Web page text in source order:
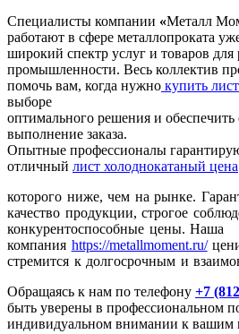
Специалисты компании «Металл
работают в сфере металлопроката
широкий спектр услуг и товаров для
промышленности. Весь коллектив
помочь вам, когда нужно купить
выборе
оптимального решения и обеспечить
выполнение заказа.
Опытные профессионалы
отличный лист холоднокатаный цена
которого ниже, чем на рынке.
качество продукции, строгое
конкурентоспособные цены. Наша
компания https://metallmoment.ru/
стремится к долгосрочным и
Обращаясь к нам по телефону +7
быть уверены в профессиональном
индивидуальном внимании к вашим